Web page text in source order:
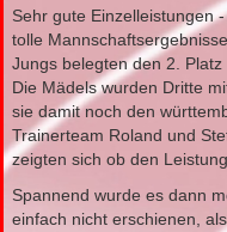
Sehr gute Einzelleistungen
tolle
Jungs belegten den 2.
Die Mädels wurden Dritte
sie damit noch den
Trainerteam Roland und
zeigten sich ob den
Spannend wurde es dann
einfach nicht erschienen,